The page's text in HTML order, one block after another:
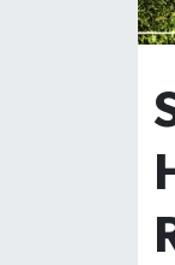
KENT
KÜLTÜR-